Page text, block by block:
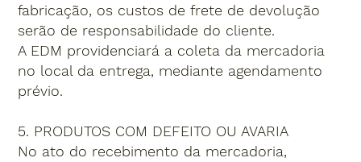
fabricação, os custos de frete de devolução
serão de responsabilidade do cliente.
A EDM providenciará a coleta da mercadoria
no local da entrega, mediante agendamento
prévio.
5. PRODUTOS COM DEFEITO OU AVARIA
No ato do recebimento da mercadoria,